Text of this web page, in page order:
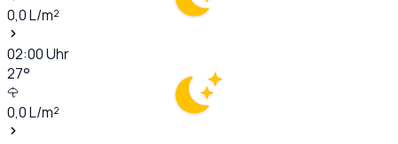
0,0L/m²
02:00Uhr
27°
0,0L/m²